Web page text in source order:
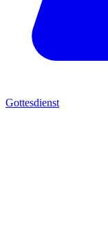
Gottesdienst